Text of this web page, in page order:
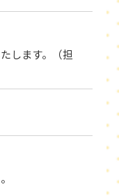
します。（担